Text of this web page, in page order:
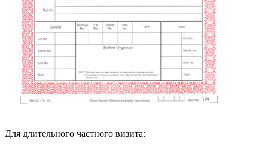
Для длительного частного визита: